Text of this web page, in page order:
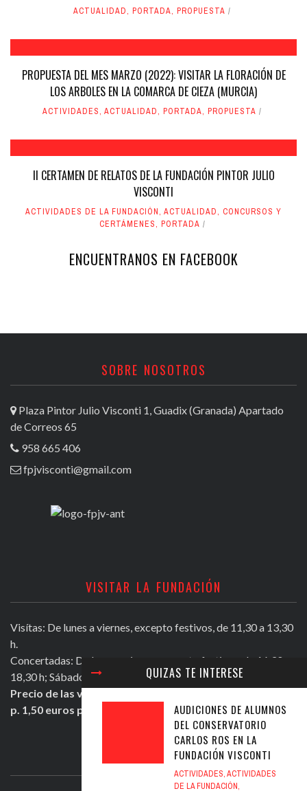
ACTUALIDAD, PORTADA, PROPUESTA
PROPUESTA DEL MES MARZO (2022): VISITAR LA FLORACIÓN DE
LOS ARBOLES EN LA COMARCA DE CIEZA (MURCIA)
ACTIVIDADES, ACTUALIDAD, PORTADA, PROPUESTA
II CERTAMEN DE RELATOS DE LA FUNDACIÓN PINTOR JULIO
VISCONTI
ACTIVIDADES DE LA FUNDACIÓN, ACTUALIDAD, CONCURSOS Y
CERTÁMENES, PORTADA
QUIZAS TE INTERESE
AUDICIONES DE ALUMNOS
DEL CONSERVATORIO
CARLOS ROS EN LA
FUNDACIÓN VISCONTI
ACTIVIDADES,ACTIVIDADES
DE LA FUNDACIÓN,
ENCUENTRANOS EN FACEBOOK
SOBRE NOSOTROS
Plaza Pintor Julio Visconti 1, Guadix (Granada) Apartado
de Correos 65
958 665 406
fpjvisconti@gmail.com
VISITAR LA FUNDACIÓN
Visítas: De lunes a viernes, excepto festivos, de 11,30 a 13,30
h.
Concertadas: De lunes a viernes excepto festivos, de 16,30 a
18,30 h; Sábados mañana de 11,30 a 13,30 h.
Precio de las visitas: Individual 2 euros. Grupos + de 10
p. 1,50 euros persona.
ULTIMOS TWEETS